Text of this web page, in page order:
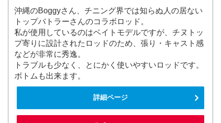
沖縄のBoggyさん、チニング界では知らぬ人の居ない
トップバトラーさんのコラボロッド。
私が使用しているのはベイトモデルですが、チヌトッ
プ寄りに設計されたロッドのため、張り・キャスト感
などが非常に秀逸。
トラブルも少なく、とにかく使いやすいロッドです。
ボトムも出来ます。
詳細ページ